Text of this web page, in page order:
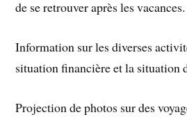
de se retrouver après les vacances.
Information sur les diverses
situation financière et la situation
Projection de photos sur des